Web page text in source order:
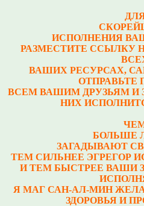
ИСПОЛНЕНИЯ
РАЗМЕСТИТЕ ССЫЛКУ
ВАШИХ РЕСУРСАХ,
ОТПРАВЬТЕ
ВСЕМ ВАШИМ ДРУЗЬЯМ И
НИХ
БОЛЬШЕ
ЗАГАДЫВАЮТ
ТЕМ СИЛЬНЕЕ ЭГРЕГОР
И ТЕМ БЫСТРЕЕ ВАШИ
Я МАГ САН-АЛ-МИН
ЗДОРОВЬЯ И